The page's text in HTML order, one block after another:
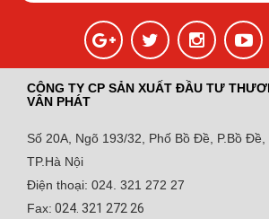
CÔNG TY CP SẢN XUẤT ĐẦU TƯ
VÂN PHÁT
Số 20A, Ngõ 193/32, Phố Bồ Đề, P.Bồ Đề,
TP.Hà Nội
Điện thoại: 024. 321 272 27
Fax: 024. 321 272 26